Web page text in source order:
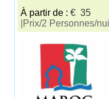
À partir de : € 35
|Prix/2 Personnes/